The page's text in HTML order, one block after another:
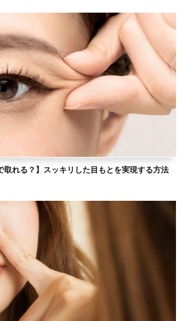
取れる？】スッキリした目もとを実現する方法